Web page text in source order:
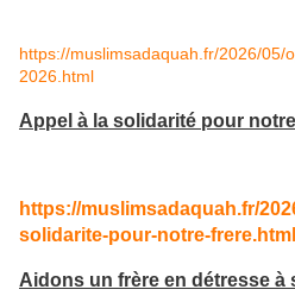
https://muslimsadaquah.fr/2026/05/
2026.html
Appel à la solidarité pour
https://muslimsadaquah.fr/
solidarite-pour-notre-frere.html
Aidons un frère en détresse à